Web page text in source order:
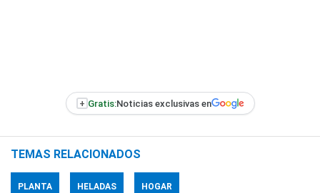
+ Gratis:Noticias exclusivas en
TEMAS RELACIONADOS
PLANTA HELADAS HOGAR